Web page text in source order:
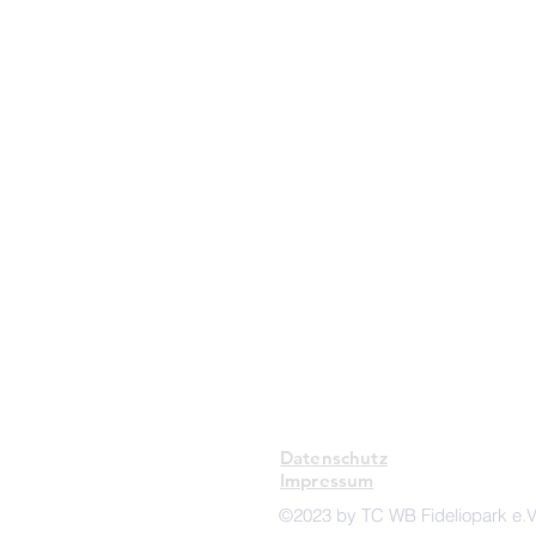
Datenschutz
Impressum
©2023 by TC WB Fideliopark